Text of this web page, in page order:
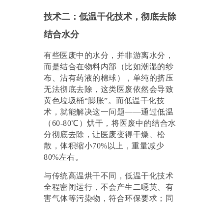
技术二：低温干化技术，彻底去除
结合水分
有些医废中的水分，并非游离水分，
而是结合在物料内部（比如潮湿的纱
布、沾有药液的棉球），单纯的挤压
无法彻底去除，这类医废依然会导致
黄色垃圾桶“膨胀”。而低温干化技
术，就能解决这一问题——通过低温
（60-80℃）烘干，将医废中的结合水
分彻底去除，让医废变得干燥、松
散，体积缩小70%以上，重量减少
80%左右。
与传统高温烘干不同，低温干化技术
全程密闭运行，不会产生二噁英、有
害气体等污染物，符合环保要求；同